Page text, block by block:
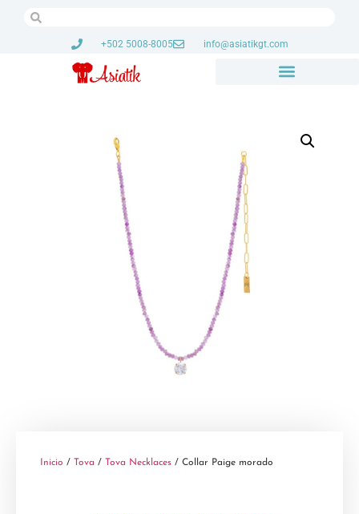
+502 5008-8005 info@asiatikgt.com
Inicio / Tova / Tova Necklaces / Collar Paige morado